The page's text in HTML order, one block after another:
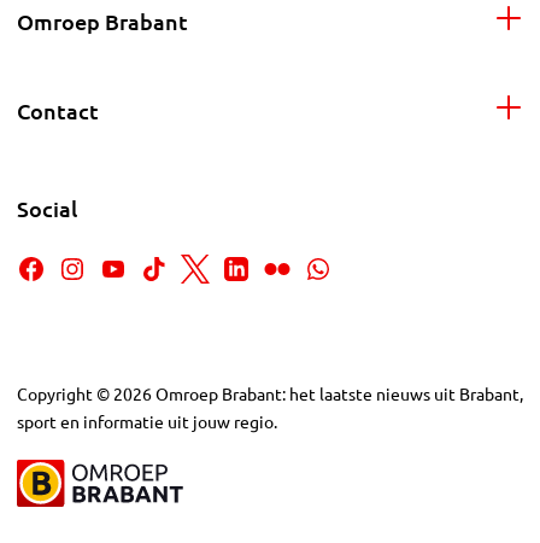
Omroep Brabant
Contact
Social
Copyright © 2026Omroep Brabant: het laatste nieuws uit Brabant,
sport en informatie uit jouw regio.